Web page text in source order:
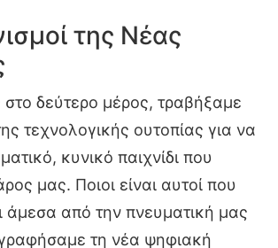
της Νέας
δεύτερο μέρος, τραβήξαμε
τεχνολογικής ουτοπίας για να
κυνικό παιχνίδι που
μας. Ποιοι είναι αυτοί που
άμεσα από την πνευματική μας
τη νέα ψηφιακή